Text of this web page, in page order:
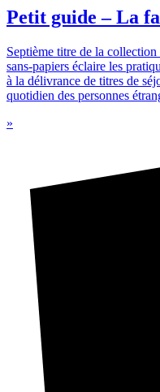
Petit guide – La
Septième titre de la
sans-papiers éclaire les
à la délivrance de titres de
quotidien des personnes
»